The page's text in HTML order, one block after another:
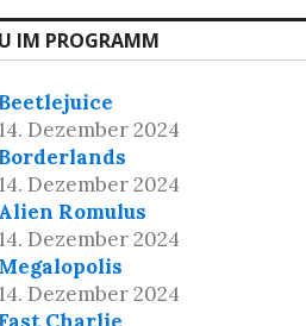
IM PROGRAMM
Beetlejuice
14. Dezember 2024
Borderlands
14. Dezember 2024
Alien Romulus
14. Dezember 2024
Megalopolis
14. Dezember 2024